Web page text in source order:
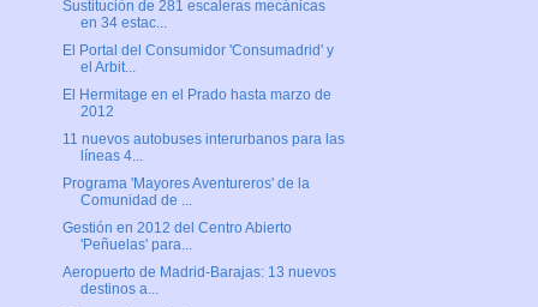
Sustitución de 281 escaleras mecánicas
en 34 estac...
El Portal del Consumidor 'Consumadrid' y
el Arbit...
El Hermitage en el Prado hasta marzo de
2012
11 nuevos autobuses interurbanos para las
líneas 4...
Programa 'Mayores Aventureros' de la
Comunidad de ...
Gestión en 2012 del Centro Abierto
'Peñuelas' para...
Aeropuerto de Madrid-Barajas: 13 nuevos
destinos a...